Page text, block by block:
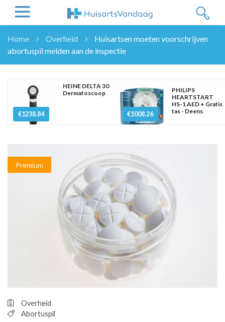
NIEUWS
OVERHEID
WETENSCHAP
ZORGVERZEKERAARS
DOSSIER
ENQUÊTES
NHG
LHV
OPINIE
HUISARTSENPOST
PRAKTIJKZAKEN
TARIEVEN
VPHUISARTSEN
MEDISCHE VAKHANDEL
REGISTRATIE
Home Overheid
Huisartsen moeten voorschrijven
abortuspil melden aan de inspectie
€1238.84
HEINE DELTA 30
Dermatoscoop
€1008.26
PHILIPS
HEARTSTART
HS-1 AED + Gratis
tas - Deens
Premium
Overheid
Abortuspil